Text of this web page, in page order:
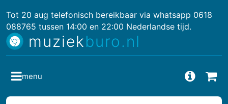
Tot 20 aug telefonisch bereikbaar via whatsapp 0618
088765 tussen 14:00 en 22:00 Nederlandse tijd.
muziekburo.nl
menu